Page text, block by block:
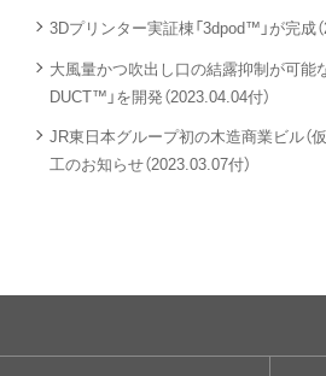
3Dプリンター実証棟「3dpod™」が完成（
大風量かつ吹出し口の結露抑制が可能
DUCT™」を開発（2023.04.04付）
JR東日本グループ初の木造商業ビル（
工のお知らせ（2023.03.07付）